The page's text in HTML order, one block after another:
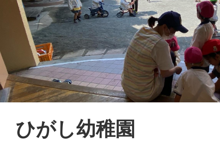
X
LINE
SMS
ひがし幼稚園
加盟スポットに
地域に導入を